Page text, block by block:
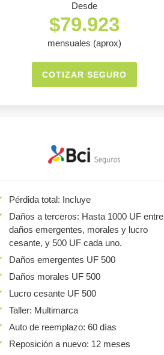
Desde
$79.923
mensuales (aprox)
COTIZAR SEGURO
Pérdida total: Incluye
Daños a terceros: Hasta 1000 UF entre
daños emergentes, morales y lucro
cesante, y 500 UF cada uno.
Daños emergentes UF 500
Daños morales UF 500
Lucro cesante UF 500
Taller: Multimarca
Auto de reemplazo: 60 días
Reposición a nuevo: 12 meses